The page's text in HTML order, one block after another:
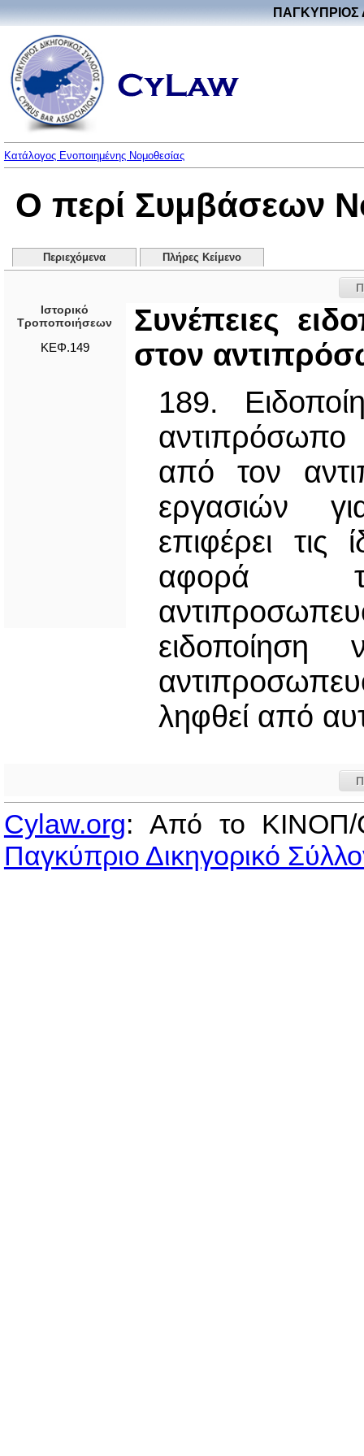
ΠΑΓΚΥΠΡΙΟΣ
Κατάλογος Ενοποιημένης Νομοθεσίας
Ο περί Συμβάσεων
Περιεχόμενα Πλήρες Κείμενο
Ιστορικό
Τροποποιήσεων
ΚΕΦ.149
Συνέπειες
στον
189.
από τον
εργασιών
επιφέρει τις
αφορά
ειδοποίηση
ληφθεί από
Cylaw.org: Από το
Παγκύπριο Δικηγορικό